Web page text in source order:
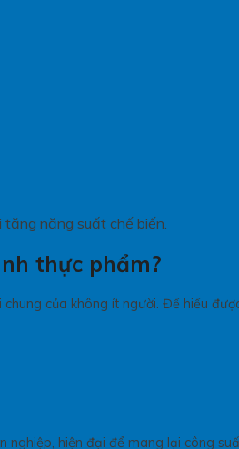
năng suất chế biến.
thực phẩm?
của không ít người. Để hiểu
hiện đại để mang lại công